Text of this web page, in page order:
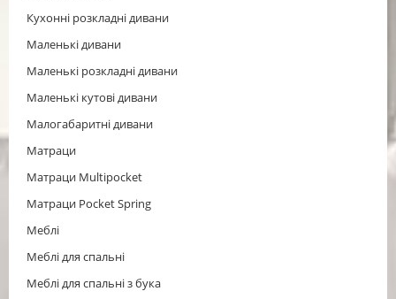
Кухонні розкладні дивани
Маленькі дивани
Маленькі розкладні дивани
Маленькі кутові дивани
Малогабаритні дивани
Матраци
Матраци Multipocket
Матраци Pocket Spring
Меблі
Меблі для спальні
Меблі для спальні з бука